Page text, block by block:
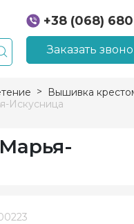
+38 (068)
+38 (066)
Заказать
Вышивка
Искусница